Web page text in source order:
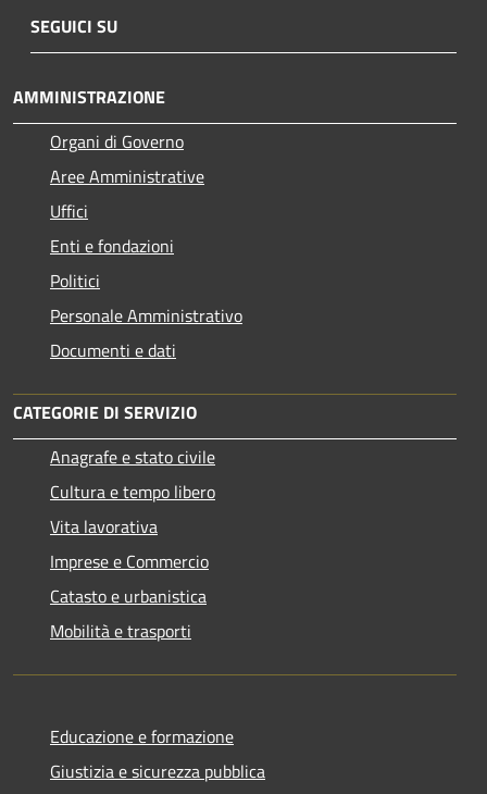
SEGUICI SU
AMMINISTRAZIONE
Organi di Governo
Aree Amministrative
Uffici
Enti e fondazioni
Politici
Personale Amministrativo
Documenti e dati
CATEGORIE DI SERVIZIO
Anagrafe e stato civile
Cultura e tempo libero
Vita lavorativa
Imprese e Commercio
Catasto e urbanistica
Mobilità e trasporti
Educazione e formazione
Giustizia e sicurezza pubblica